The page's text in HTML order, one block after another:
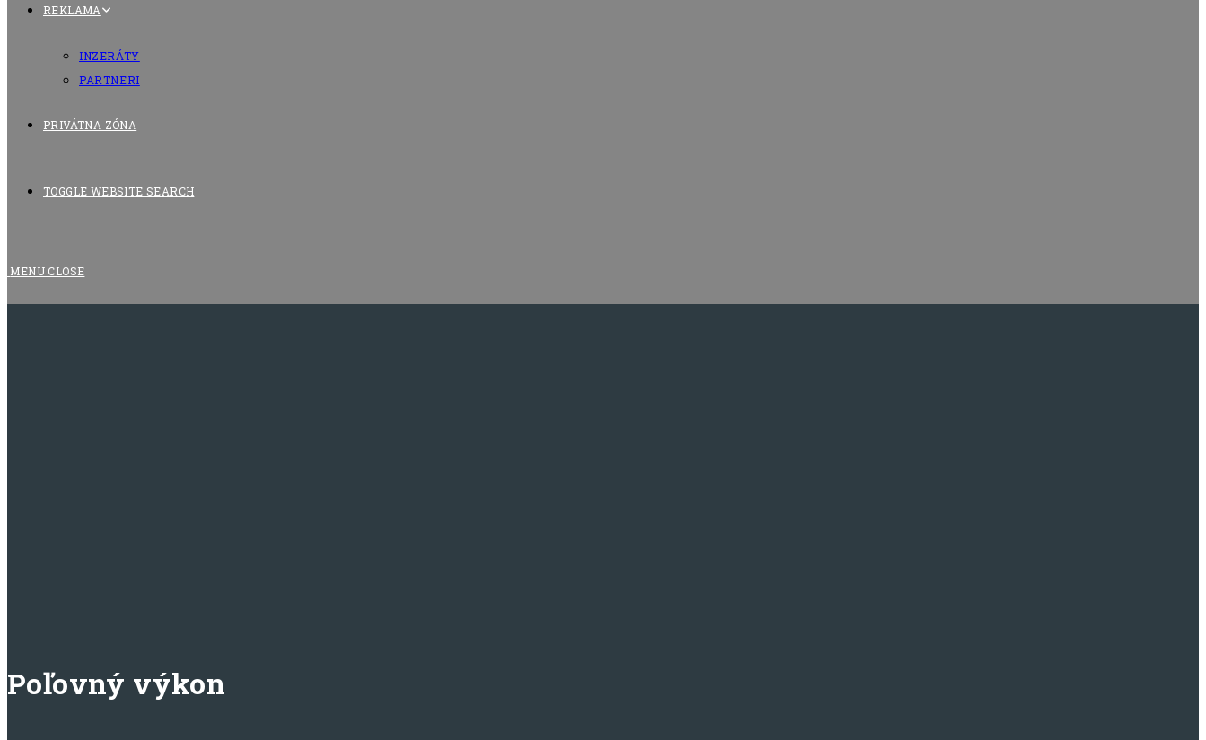
REKLAMA
INZERÁTY
PARTNERI
PRIVÁTNA ZÓNA
TOGGLE WEBSITE SEARCH
MENU CLOSE
Poľovný výkon